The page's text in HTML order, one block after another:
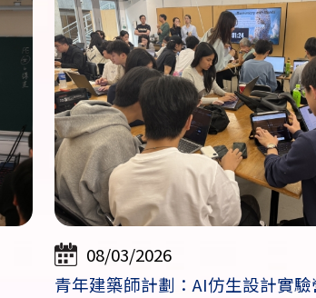
08/03/2026
青年建築師計劃：AI仿生設計實驗